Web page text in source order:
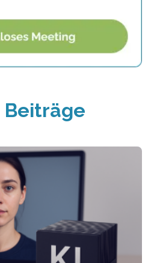
Beiträge